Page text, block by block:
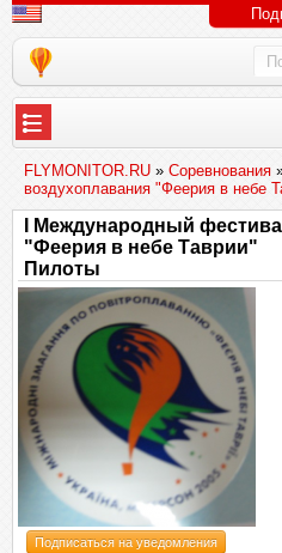
FLYMONITOR.RU » Соревнования
воздухоплавания "Феерия в небе
I Международный
"Феерия в небе Таврии"
Пилоты
Подписаться на уведомления